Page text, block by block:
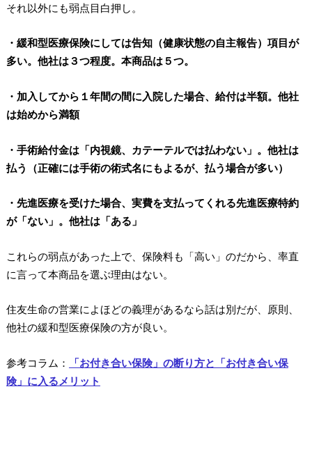
それ以外にも弱点目白押し。
・緩和型医療保険にしては告知（健康状態の自主報告）項目が
多い。他社は３つ程度。本商品は５つ。
・加入してから１年間の間に入院した場合、給付は半額。他社
は始めから満額
・手術給付金は「内視鏡、カテーテルでは払わない」。他社は
払う（正確には手術の術式名にもよるが、払う場合が多い）
・先進医療を受けた場合、実費を支払ってくれる先進医療特約
が「ない」。他社は「ある」
これらの弱点があった上で、保険料も「高い」のだから、率直
に言って本商品を選ぶ理由はない。
住友生命の営業によほどの義理があるなら話は別だが、原則、
他社の緩和型医療保険の方が良い。
参考コラム：
「お付き合い保険」の断り方と「お付き合い保
険」に入るメリット